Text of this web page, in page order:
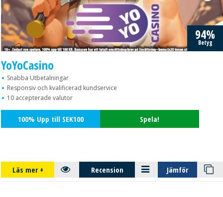
94%
Betyg
YoYoCasino
Snabba Utbetalningar
Responsiv och kvalificerad kundservice
10 accepterade valutor
100% Upp till SEK100 Spela!
Läs mer+ Recension Jämför